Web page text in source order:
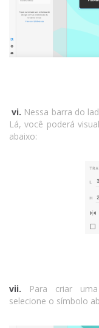
vi. Nessa barra do
Lá, você poderá
abaixo:
vii. Para criar
selecione o símbolo